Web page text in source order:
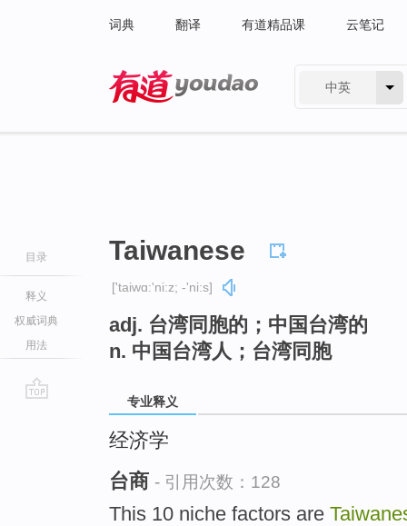
词典 翻译 有道精品课 云笔记
中英
目录
释义
权威词典
用法
Taiwanese
['taiwɑ:'ni:z; -'ni:s]
adj. 台湾同胞的；中国台湾的
n. 中国台湾人；台湾同胞
专业释义
经济学
台商 - 引用次数：128
This 10 niche factors are